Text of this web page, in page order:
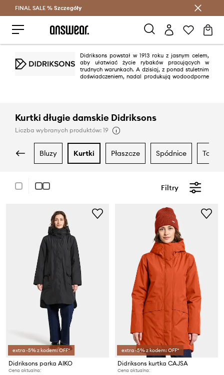
Oszczędzaj z Answear Club >
FINAL SALE % Szczegóły
Didriksons powstał w 1913 roku z jasnym celem,
aby ułatwiać życie rybaków pracujących w
trudnych warunkach. A dzisiaj, z ponad stuletnim
doświadczeniem, nadal produkują wodoodporne
Kurtki długie damskie Didriksons
Liczba wybranych produktów: 19
bluzy kurtki płaszcze spódnice topy
Filtry
extra -5% z kodem: OFF*
Didriksons parka AIKO
Cena aktualna:
extra -5% z kodem: OFF*
Didriksons kurtka CAJSA
Cena aktualna: